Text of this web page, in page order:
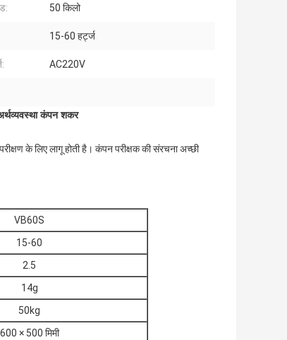
50 किलो
15-60 हर्ट्ज
AC220V
कंपन शकर
के लिए लागू होती है। कंपन परीक्षक की संरचना अच्छी
VB60S
15-60
2.5
14g
50kg
600 × 500 मिमी